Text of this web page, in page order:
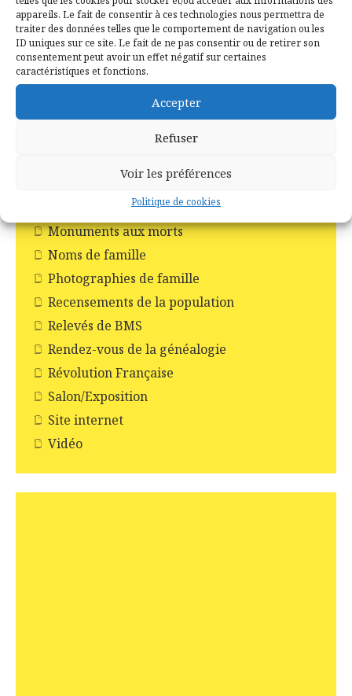
appareils. Le fait de consentir à ces technologies nous permettra de
traiter des données telles que le comportement de navigation ou les
ID uniques sur ce site. Le fait de ne pas consentir ou de retirer son
consentement peut avoir un effet négatif sur certaines
caractéristiques et fonctions.
Accepter
Refuser
Voir les préférences
Politique de cookies
Incendie en forêt de Brocéliande
Les Chapelles
Les Châteaux
Les commerces
Les pompiers
Monuments aux morts
Noms de famille
Photographies de famille
Recensements de la population
Relevés de BMS
Rendez-vous de la généalogie
Révolution Française
Salon/Exposition
Site internet
Vidéo